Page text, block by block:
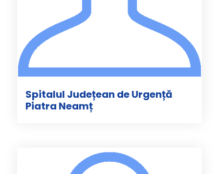
Spitalul Județean de Urgență
Piatra Neamț